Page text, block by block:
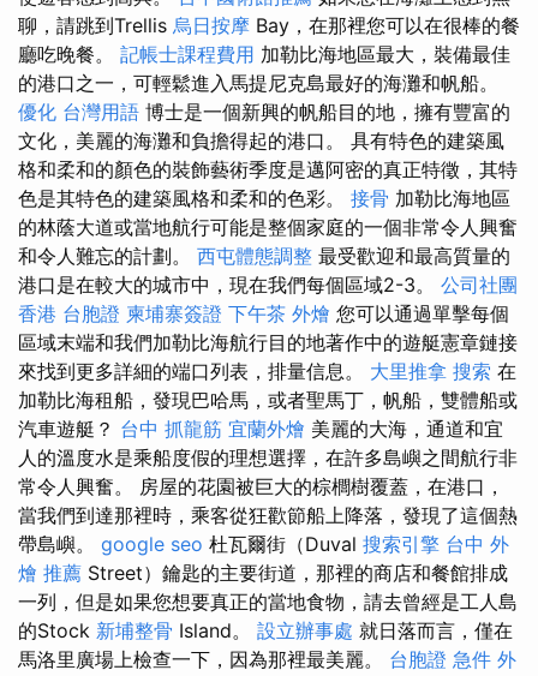
聊，請跳到Trellis 烏日按摩 Bay，在那裡您可以在很棒的餐
廳吃晚餐。 記帳士課程費用 加勒比海地區最大，裝備最佳
的港口之一，可輕鬆進入馬提尼克島最好的海灘和帆船。
優化 台灣用語 博士是一個新興的帆船目的地，擁有豐富的
文化，美麗的海灘和負擔得起的港口。 具有特色的建築風
格和柔和的顏色的裝飾藝術季度是邁阿密的真正特徵，其特
色是其特色的建築風格和柔和的色彩。 接骨 加勒比海地區
的林蔭大道或當地航行可能是整個家庭的一個非常令人興奮
和令人難忘的計劃。 西屯體態調整 最受歡迎和最高質量的
港口是在較大的城市中，現在我們每個區域2-3。 公司社團
香港 台胞證 柬埔寨簽證 下午茶 外燴 您可以通過單擊每個
區域末端和我們加勒比海航行目的地著作中的遊艇憲章鏈接
來找到更多詳細的端口列表，排量信息。 大里推拿 搜索 在
加勒比海租船，發現巴哈馬，或者聖馬丁，帆船，雙體船或
汽車遊艇？ 台中 抓龍筋 宜蘭外燴 美麗的大海，通道和宜
人的溫度水是乘船度假的理想選擇，在許多島嶼之間航行非
常令人興奮。 房屋的花園被巨大的棕櫚樹覆蓋，在港口，
當我們到達那裡時，乘客從狂歡節船上降落，發現了這個熱
帶島嶼。 google seo 杜瓦爾街（Duval 搜索引擎 台中 外
燴 推薦 Street）鑰匙的主要街道，那裡的商店和餐館排成
一列，但是如果您想要真正的當地食物，請去曾經是工人島
的Stock 新埔整骨 Island。 設立辦事處 就日落而言，僅在
馬洛里廣場上檢查一下，因為那裡最美麗。 台胞證 急件 外